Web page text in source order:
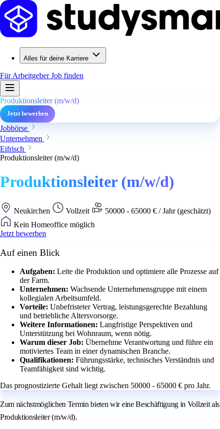
Alles für deine Karriere
Für ArbeitgeberJob finden
Produktionsleiter (m/w/d)
Jetzt bewerben
Jobbörse
Unternehmen
Eifrisch
Produktionsleiter (m/w/d)
Produktionsleiter (m/w/d)
Neukirchen Vollzeit
50000 - 65000 € / Jahr (geschätzt)
Kein Homeoffice möglich
Jetzt bewerben
Auf einen Blick
Aufgaben: Leite die Produktion und optimiere alle Prozesse auf
der Farm.
Unternehmen: Wachsende Unternehmensgruppe mit einem
kollegialen Arbeitsumfeld.
Vorteile: Unbefristeter Vertrag, leistungsgerechte Bezahlung
und betriebliche Altersvorsorge.
Weitere Informationen: Langfristige Perspektiven und
Unterstützung bei Wohnraum, wenn nötig.
Warum dieser Job: Übernehme Verantwortung und führe ein
motiviertes Team in einer dynamischen Branche.
Qualifikationen: Führungsstärke, technisches Verständnis und
Teamfähigkeit sind wichtig.
Das prognostizierte Gehalt liegt zwischen 50000 - 65000 € pro Jahr.
Zum nächstmöglichen Termin bieten wir eine Beschäftigung in Vollzeit als
Produktionsleiter (m/w/d).